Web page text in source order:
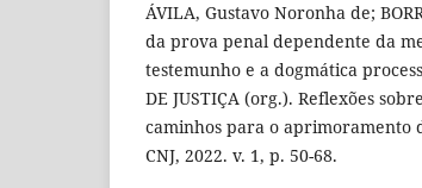
ÁVILA, Gustavo Noronha de;
da prova penal dependente da
testemunho e a dogmática
DE JUSTIÇA (org.). Reflexões
caminhos para o aprimoramento
CNJ, 2022. v. 1, p. 50-68.